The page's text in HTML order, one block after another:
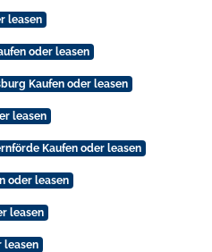
leasen
oder leasen
Kaufen oder leasen
leasen
Kaufen oder leasen
oder leasen
leasen
leasen